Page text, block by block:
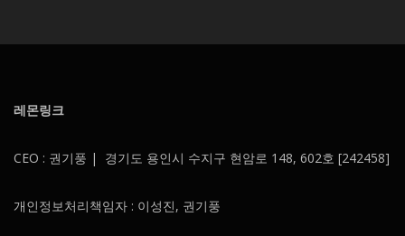
레몬링크
CEO : 권기풍 | 경기도 용인시 수지구 현암로 148, 602호 [242458]
개인정보처리책임자 : 이성진, 권기풍